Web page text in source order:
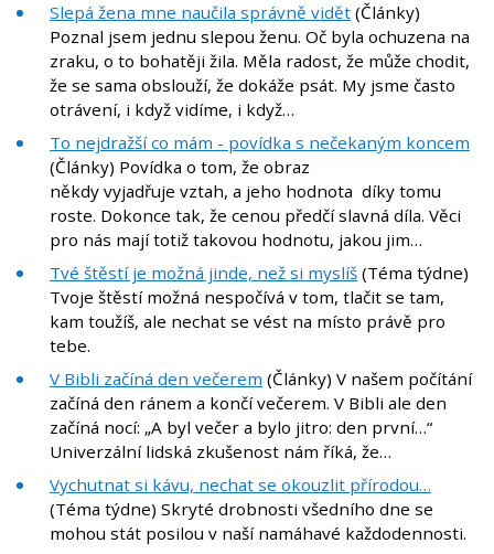
Slepá žena mne naučila správně vidět (Články)
Poznal jsem jednu slepou ženu. Oč byla ochuzena na
zraku, o to bohatěji žila. Měla radost, že může chodit,
že se sama obslouží, že dokáže psát. My jsme často
otrávení, i když vidíme, i když…
To nejdražší co mám - povídka s nečekaným koncem
(Články) Povídka o tom, že obraz
někdy vyjadřuje vztah, a jeho hodnota díky tomu
roste. Dokonce tak, že cenou předčí slavná díla. Věci
pro nás mají totiž takovou hodnotu, jakou jim…
Tvé štěstí je možná jinde, než si myslíš (Téma týdne)
Tvoje štěstí možná nespočívá v tom, tlačit se tam,
kam toužíš, ale nechat se vést na místo právě pro
tebe.
V Bibli začíná den večerem (Články) V našem počítání
začíná den ránem a končí večerem. V Bibli ale den
začíná nocí: „A byl večer a bylo jitro: den první…“
Univerzální lidská zkušenost nám říká, že…
Vychutnat si kávu, nechat se okouzlit přírodou…
(Téma týdne) Skryté drobnosti všedního dne se
mohou stát posilou v naší namáhavé každodennosti.